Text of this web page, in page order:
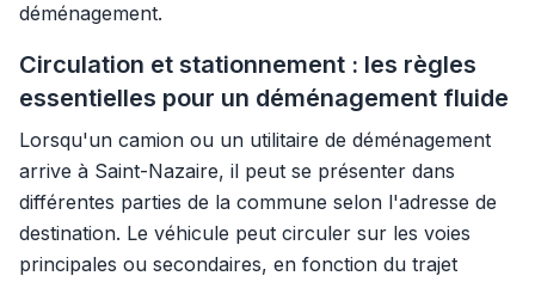
déménagement.
Circulation et stationnement : les règles
essentielles pour un déménagement fluide
Lorsqu'un camion ou un utilitaire de déménagement
arrive à Saint-Nazaire, il peut se présenter dans
différentes parties de la commune selon l'adresse de
destination. Le véhicule peut circuler sur les voies
principales ou secondaires, en fonction du trajet